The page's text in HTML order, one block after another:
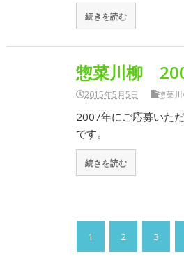
続きを読む
惣菜川柳
2015年5月5日 惣菜川
2007年にご応募いた
です。
続きを読む
1 2 3